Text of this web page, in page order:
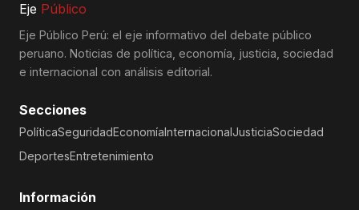
Eje Público
Eje Público Perú: el eje informativo del debate público
peruano. Noticias de política, economía, justicia, sociedad
e internacional con análisis editorial.
Secciones
PolíticaSeguridadEconomíaInternacionalJusticiaSociedad
DeportesEntretenimiento
Información